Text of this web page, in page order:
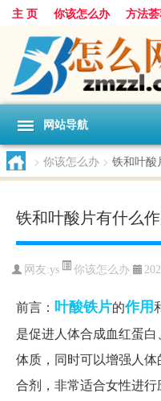
主 页 你该怎么办 方法
网站导航
> 你该怎么办 > 铁和叶酸
铁和叶酸片有什么
网友:ys 你该怎么办
前言： 叶酸铁片的作用
是促进人体合成血红蛋
体质，同时可以增强人
合剂，非常适合女性进